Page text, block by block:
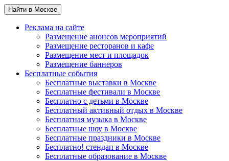
Найти в Москве
Реклама на сайте
Размещение анонсов мероприятий
Размещение ресторанов и кафе
Размещение мест и площадок
Размещение баннеров
Бесплатные события
Бесплатные выставки в Москве
Бесплатные фестивали в Москве
Бесплатно с детьми в Москве
Бесплатный активный отдых в Москве
Бесплатная музыка в Москве
Бесплатные шоу в Москве
Бесплатные праздники в Москве
Бесплатно! стендап в Москве
Бесплатные образование в Москве